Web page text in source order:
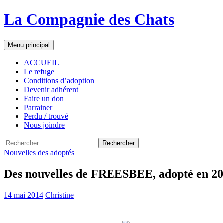
La Compagnie des Chats
Recherche
Menu principal
Aller
au
contenu
ACCUEIL
Le refuge
Conditions d’adoption
Devenir adhérent
Faire un don
Parrainer
Perdu / trouvé
Nous joindre
Rechercher :
Nouvelles des adoptés
Des nouvelles de FREESBEE, adopté en
14 mai 2014 Christine